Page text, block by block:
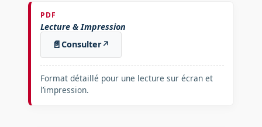
PDF
Lecture & Impression
📄Consulter↗
Format détaillé pour une lecture sur écran et
l’impression.